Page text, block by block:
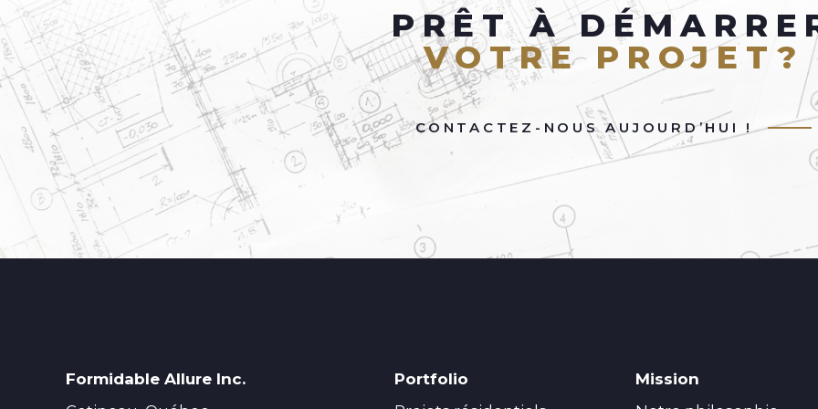
PRÊT À
VOTRE PROJET?
CONTACTEZ-NOUS AUJOURD’HUI !
Formidable Allure Inc.
Portfolio
Mission